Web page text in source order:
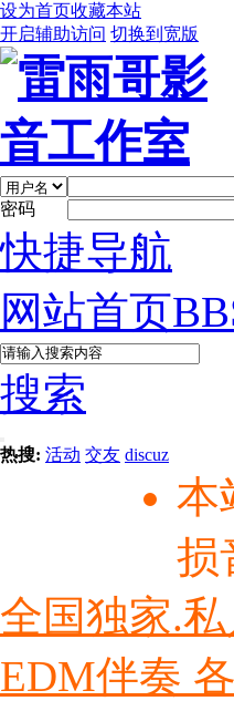
设为首页收藏本站
开启辅助访问 切换到宽版
密码
快捷导航
网站首页
搜索
热搜: 活动 交友 discuz
本
损
全国独家.
EDM伴奏